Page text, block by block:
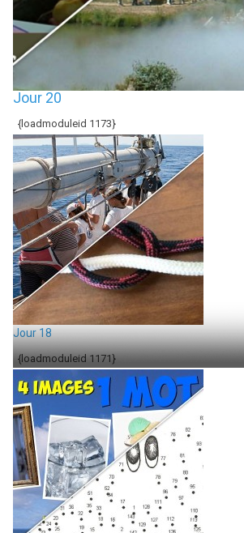
Jour 20
{loadmoduleid 1173}
Jour 18
{loadmoduleid 1171}